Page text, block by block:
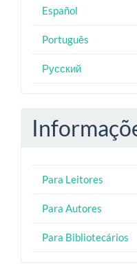
Español
Português
Русский
Para Leitores
Para Autores
Para Bibliotecários